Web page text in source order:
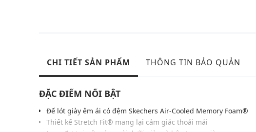
CHI TIẾT SẢN PHẨM THÔNG TIN BẢO QUẢN
ĐẶC ĐIỂM NỔI BẬT
Đế lót giày êm ái có đệm Skechers Air-Cooled Memory Foam®
Thiết kế Stretch Fit® mang lại cảm giác thoải mái